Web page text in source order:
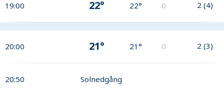
19:00 22° 22° 0 2 (4)
20:00 21° 21° 0 2 (3)
20:50 Solnedgång